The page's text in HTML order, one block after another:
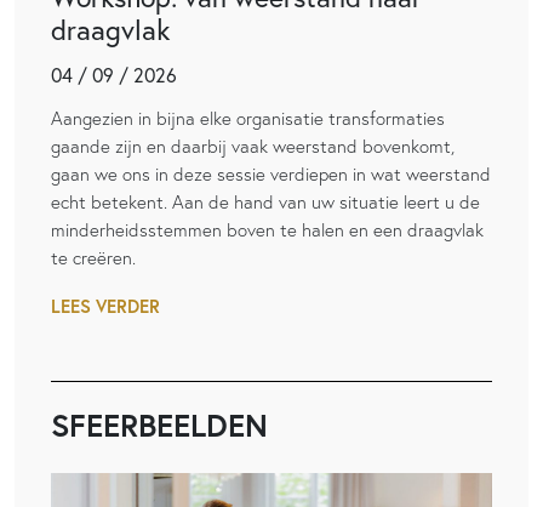
draagvlak
04 / 09 / 2026
Aangezien in bijna elke organisatie transformaties
gaande zijn en daarbij vaak weerstand bovenkomt,
gaan we ons in deze sessie verdiepen in wat weerstand
echt betekent. Aan de hand van uw situatie leert u de
minderheidsstemmen boven te halen en een draagvlak
te creëren.
LEES VERDER
SFEERBEELDEN